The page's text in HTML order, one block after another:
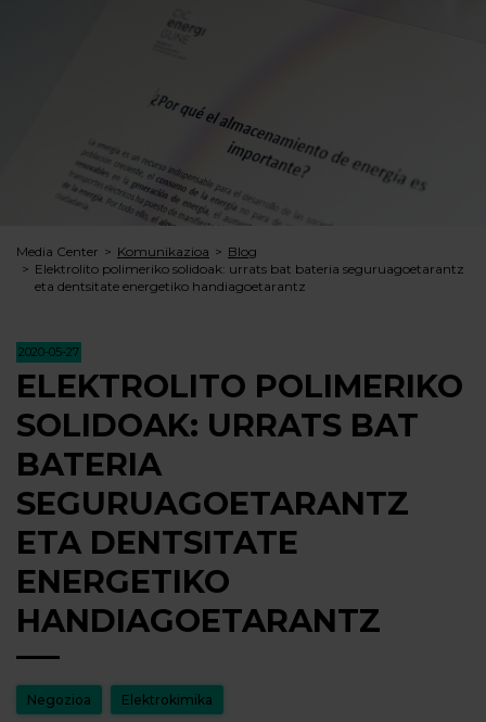
Media Center Komunikazioa
Blog
Elektrolito polimeriko solidoak: urrats bat bateria seguruagoetarantz
eta dentsitate energetiko handiagoetarantz
2020-05-27
ELEKTROLITO POLIMERIKO
SOLIDOAK: URRATS BAT
BATERIA
SEGURUAGOETARANTZ
ETA DENTSITATE
ENERGETIKO
HANDIAGOETARANTZ
Negozioa Elektrokimika